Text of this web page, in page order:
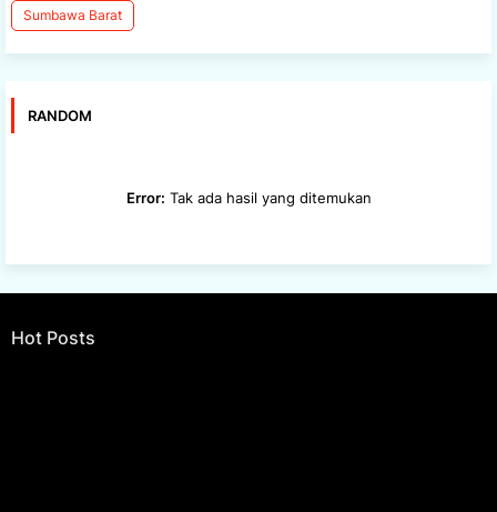
Sumbawa Barat
RANDOM
Error: Tak ada hasil yang ditemukan
Hot Posts